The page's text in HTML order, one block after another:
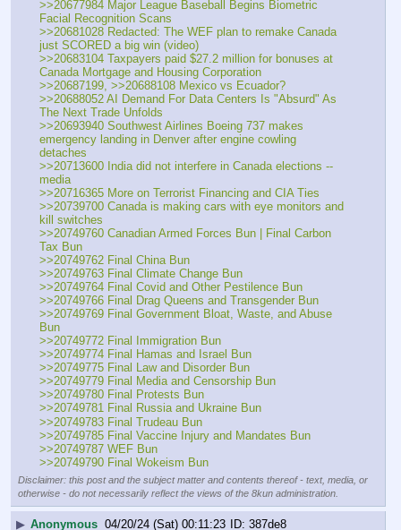
>>20677984 Major League Baseball Begins Biometric
Facial Recognition Scans
>>20681028 Redacted: The WEF plan to remake Canada
just SCORED a big win (video)
>>20683104 Taxpayers paid $27.2 million for bonuses at
Canada Mortgage and Housing Corporation
>>20687199, >>20688108 Mexico vs Ecuador?
>>20688052 AI Demand For Data Centers Is "Absurd" As
The Next Trade Unfolds
>>20693940 Southwest Airlines Boeing 737 makes
emergency landing in Denver after engine cowling
detaches
>>20713600 India did not interfere in Canada elections --
media
>>20716365 More on Terrorist Financing and CIA Ties
>>20739700 Canada is making cars with eye monitors and
kill switches
>>20749760 Canadian Armed Forces Bun | Final Carbon
Tax Bun
>>20749762 Final China Bun
>>20749763 Final Climate Change Bun
>>20749764 Final Covid and Other Pestilence Bun
>>20749766 Final Drag Queens and Transgender Bun
>>20749769 Final Government Bloat, Waste, and Abuse
Bun
>>20749772 Final Immigration Bun
>>20749774 Final Hamas and Israel Bun
>>20749775 Final Law and Disorder Bun
>>20749779 Final Media and Censorship Bun
>>20749780 Final Protests Bun
>>20749781 Final Russia and Ukraine Bun
>>20749783 Final Trudeau Bun
>>20749785 Final Vaccine Injury and Mandates Bun
>>20749787 WEF Bun
>>20749790 Final Wokeism Bun
Disclaimer: this post and the subject matter and contents thereof - text, media, or
otherwise - do not necessarily reflect the views of the 8kun administration.
▶ Anonymous 04/20/24 (Sat) 00:11:23 387de8